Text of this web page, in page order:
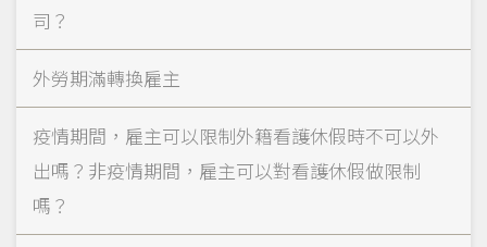
司？
外勞期滿轉換雇主
疫情期間，雇主可以限制外籍看護休假時不可以外
出嗎？非疫情期間，雇主可以對看護休假做限制
嗎？